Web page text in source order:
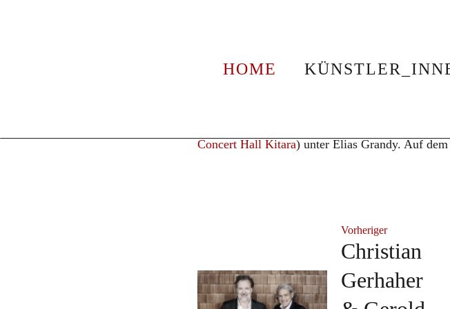
HOME
19. Mai 2026Gerhild Romberger
Concert Hall Kitara) unter Elias Grandy. Auf
Vorheriger
Christian
Gerhaher